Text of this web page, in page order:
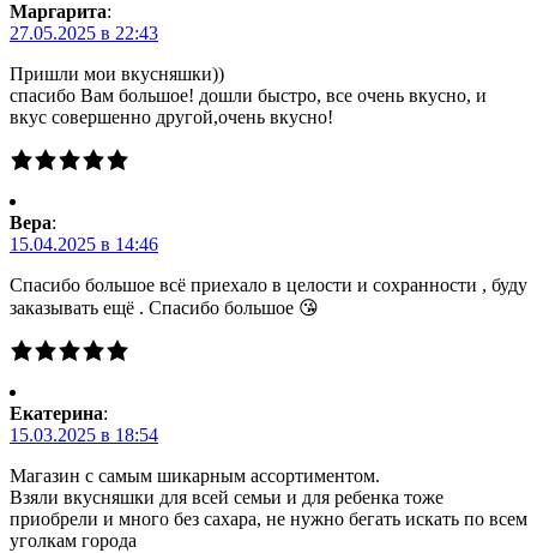
Маргарита:
27.05.2025 в 22:43
Пришли мои вкусняшки))
спасибо Вам большое! дошли быстро, все очень вкусно, и
вкус совершенно другой,очень вкусно!
Вера:
15.04.2025 в 14:46
Спасибо большое всё приехало в целости и сохранности , буду
заказывать ещё . Спасибо большое 😘
Екатерина:
15.03.2025 в 18:54
Магазин с самым шикарным ассортиментом.
Взяли вкусняшки для всей семьи и для ребенка тоже
приобрели и много без сахара, не нужно бегать искать по всем
уголкам города